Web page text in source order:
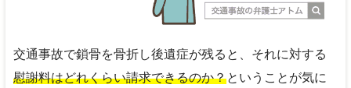
交通事故で鎖骨を骨折し後遺症が残ると、それに対する
慰謝料はどれくらい請求できるのか？ということが気に